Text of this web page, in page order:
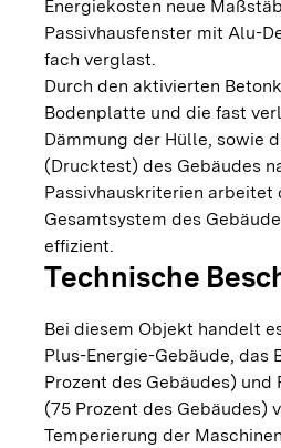
Energiekosten neue
Passivhausfenster mit Alu-
fach verglast.
Durch den aktivierten
Bodenplatte und die fast
Dämmung der Hülle, sowie
(Drucktest) des Gebäudes
Passivhauskriterien arbeitet
Gesamtsystem des
effizient.
Technische
Bei diesem Objekt handelt
Plus-Energie-Gebäude, das
Prozent des Gebäudes)
(75 Prozent des Gebäudes)
Temperierung der